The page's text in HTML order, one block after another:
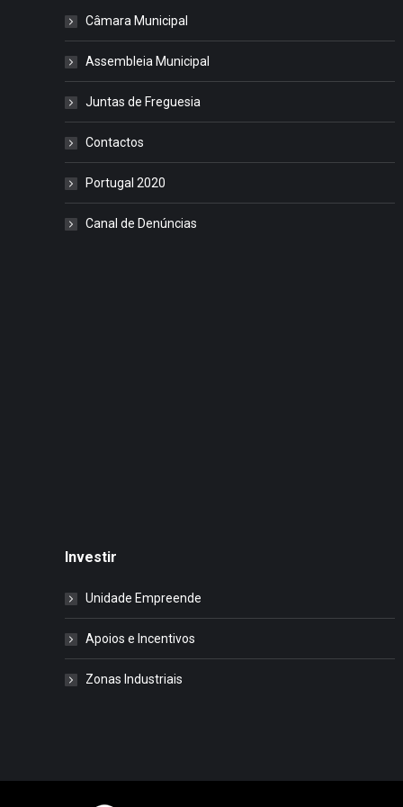
Câmara Municipal
Assembleia Municipal
Juntas de Freguesia
Contactos
Portugal 2020
Canal de Denúncias
Investir
Unidade Empreende
Apoios e Incentivos
Zonas Industriais